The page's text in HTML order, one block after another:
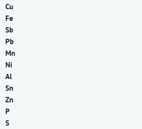
Cu
Fe
Sb
Pb
Mn
Ni
Al
Sn
Zn
P
S